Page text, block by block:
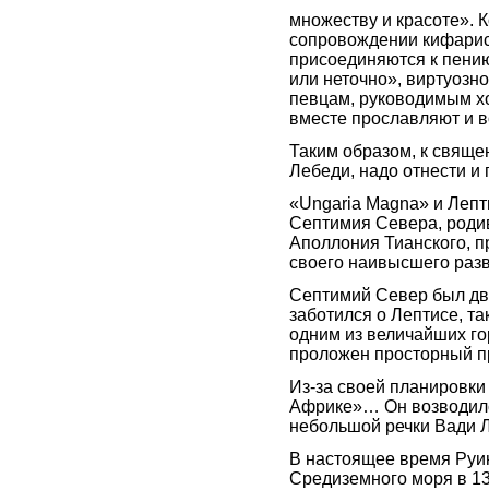
множеству и красоте».
сопровождении
присоединяются к
или неточно»,
певцам, руководимым
вместе прославляют и
Таким образом, к
Лебеди, надо отнести и
«Ungaria Magna» и
Септимия Севера,
Аполлония Тианского,
своего наивысшего
Септимий Север был
заботился о Лептисе,
одним из величайших
проложен просторный
Из-за своей
Африке»… Он
небольшой речки Вади
В настоящее время
Средиземного моря в